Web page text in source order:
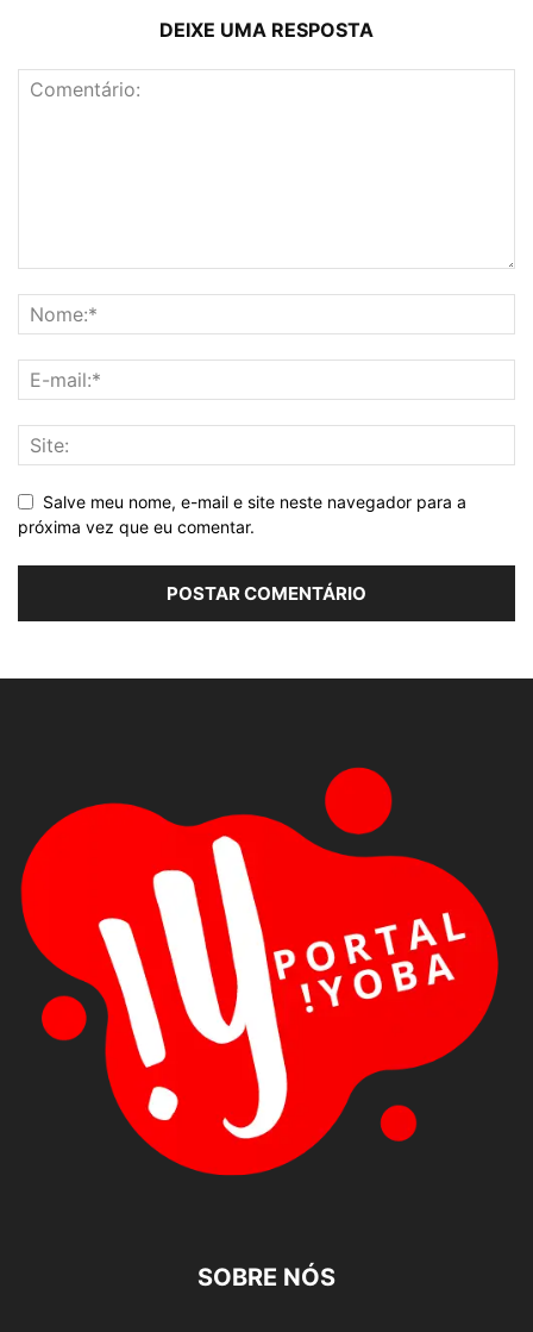
DEIXE UMA RESPOSTA
Salve meu nome, e-mail e site neste navegador para a
próxima vez que eu comentar.
SOBRE NÓS